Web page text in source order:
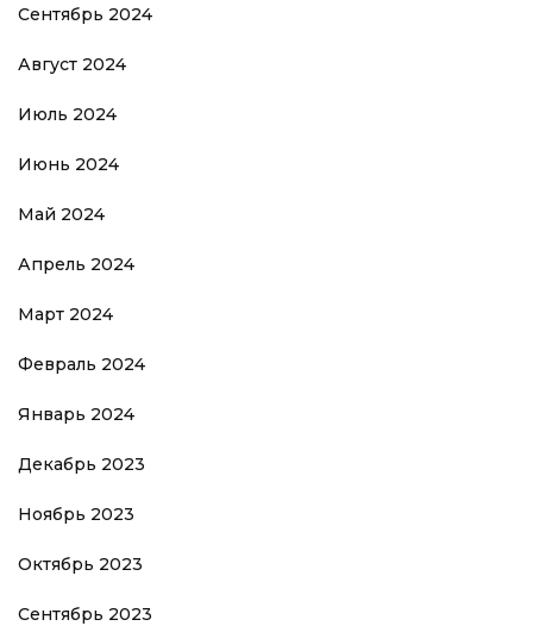
Сентябрь 2024
Август 2024
Июль 2024
Июнь 2024
Май 2024
Апрель 2024
Март 2024
Февраль 2024
Январь 2024
Декабрь 2023
Ноябрь 2023
Октябрь 2023
Сентябрь 2023